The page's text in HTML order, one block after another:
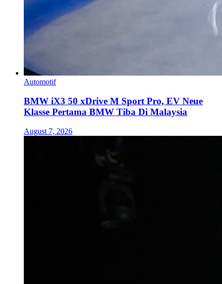
Automotif
BMW iX3 50 xDrive M Sport Pro, EV Neue
Klasse Pertama BMW Tiba Di Malaysia
August 7, 2026